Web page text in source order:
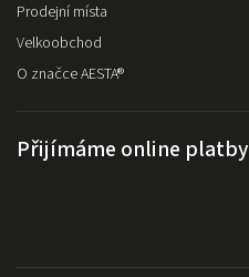
Prodejní místa
Velkoobchod
O značce AESTA®
Přijímáme online platby